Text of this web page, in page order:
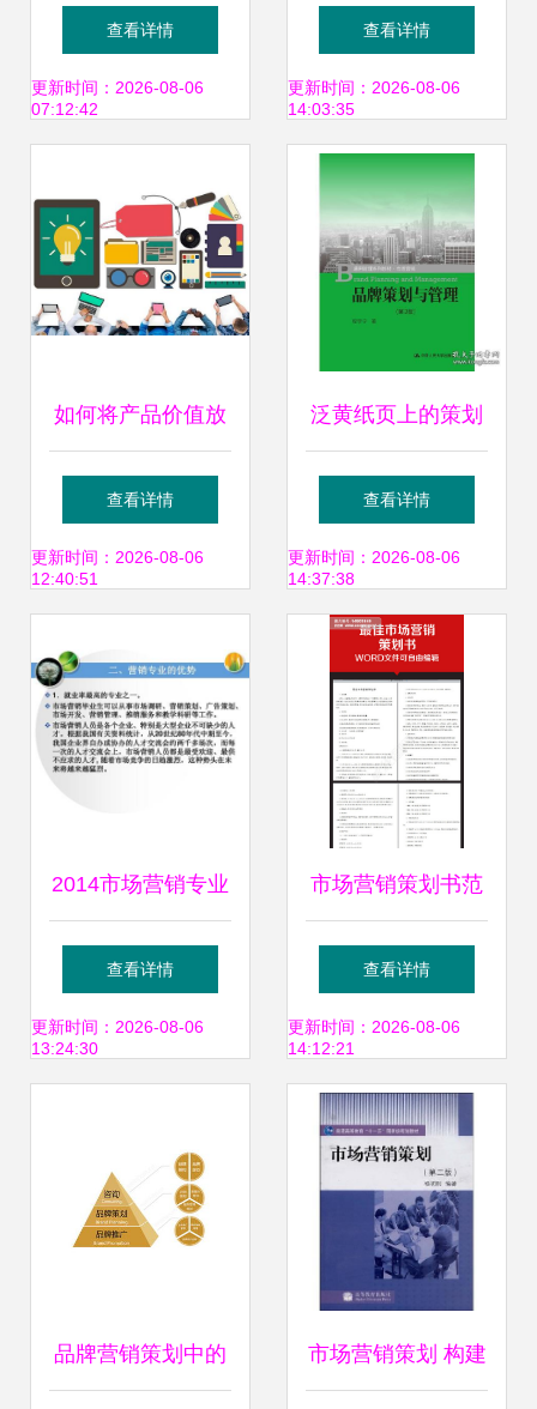
圳策划与设计的市
场新势能
查看详情
更新时间：2026-08-06
07:12:42
划公司深度解析与
实践指南
查看详情
更新时间：2026-08-06
14:03:35
如何将产品价值放
大10倍，打造爆款
营销策划的实战策
查看详情
更新时间：2026-08-06
12:40:51
泛黄纸页上的策划
书 怀旧书籍在孔夫
子旧书网的无限可
能
查看详情
更新时间：2026-08-06
14:37:38
2014市场营销专业
介绍 市场营销策划
的前沿与核心
查看详情
更新时间：2026-08-06
13:24:30
市场营销策划书范
文 品牌推广与市场
优化方案
查看详情
更新时间：2026-08-06
14:12:21
品牌营销策划中的 市场营销策划 构建